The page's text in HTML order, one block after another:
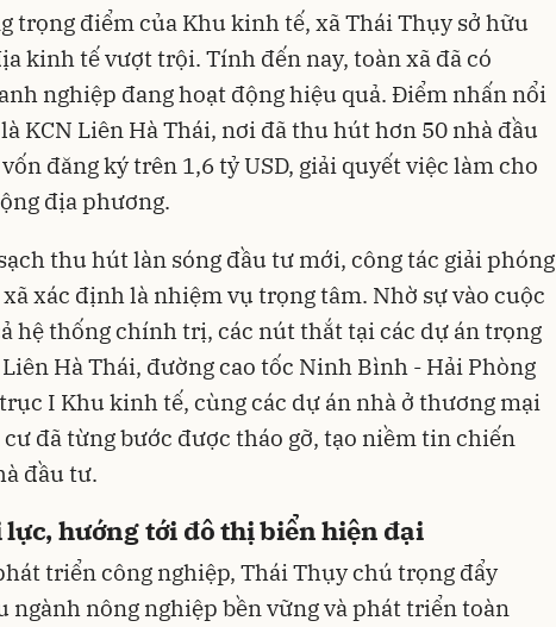
trọng điểm của Khu kinh tế, xã Thái Thụy sở hữu
kinh tế vượt trội. Tính đến nay, toàn xã đã có
nghiệp đang hoạt động hiệu quả. Điểm nhấn nổi
KCN Liên Hà Thái, nơi đã thu hút hơn 50 nhà đầu
đăng ký trên 1,6 tỷ USD, giải quyết việc làm cho
địa phương.
thu hút làn sóng đầu tư mới, công tác giải phóng
xác định là nhiệm vụ trọng tâm. Nhờ sự vào cuộc
hệ thống chính trị, các nút thắt tại các dự án trọng
Hà Thái, đường cao tốc Ninh Bình - Hải Phòng
I Khu kinh tế, cùng các dự án nhà ở thương mại
đã từng bước được tháo gỡ, tạo niềm tin chiến
đầu tư.
hướng tới đô thị biển hiện đại
triển công nghiệp, Thái Thụy chú trọng đẩy
ngành nông nghiệp bền vững và phát triển toàn